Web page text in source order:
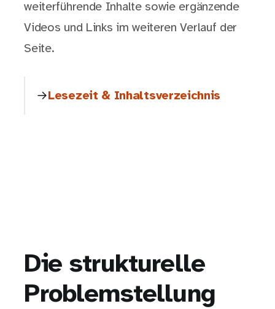
weiterführende Inhalte sowie ergänzende
Videos und Links im weiteren Verlauf der
Seite.
Lesezeit & Inhaltsverzeichnis
Die strukturelle
Problemstellung